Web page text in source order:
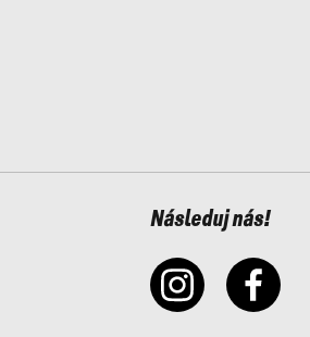
Následuj nás!